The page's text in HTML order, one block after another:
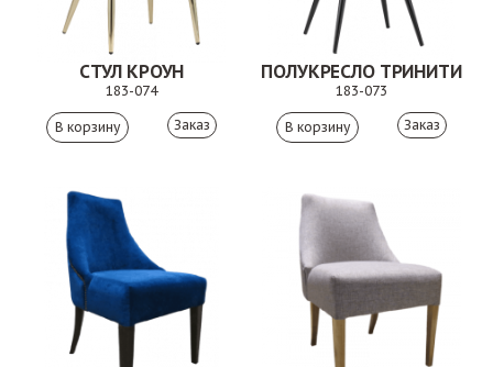
СТУЛ КРОУН
183-074
Заказ
ПОЛУКРЕСЛО ТРИНИТИ
183-073
Заказ